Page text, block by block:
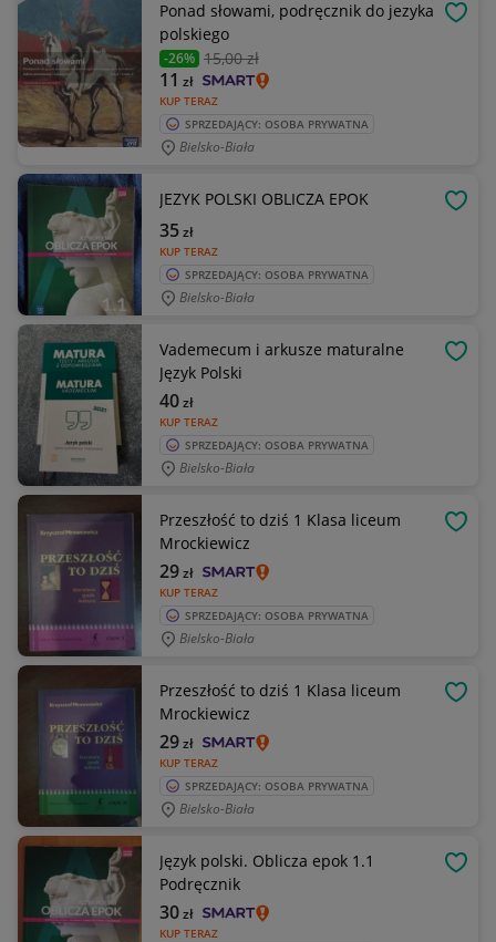
Ponad słowami, podręcznik do jezyka
polskiego
-26% 15,00 zł
KUP TERAZ
11 zł
SPRZEDAJĄCY: OSOBA PRYWATNA
Bielsko-Biała
JEZYK POLSKI OBLICZA EPOK
KUP TERAZ
35zł
SPRZEDAJĄCY: OSOBA PRYWATNA
Bielsko-Biała
Vademecum i arkusze maturalne
Język Polski
KUP TERAZ
40zł
SPRZEDAJĄCY: OSOBA PRYWATNA
Bielsko-Biała
Przeszłość to dziś 1 Klasa liceum
Mrockiewicz
KUP TERAZ
29zł
SPRZEDAJĄCY: OSOBA PRYWATNA
Bielsko-Biała
Przeszłość to dziś 1 Klasa liceum
Mrockiewicz
KUP TERAZ
29zł
SPRZEDAJĄCY: OSOBA PRYWATNA
Bielsko-Biała
Język polski. Oblicza epok 1.1
Podręcznik
KUP TERAZ
30zł